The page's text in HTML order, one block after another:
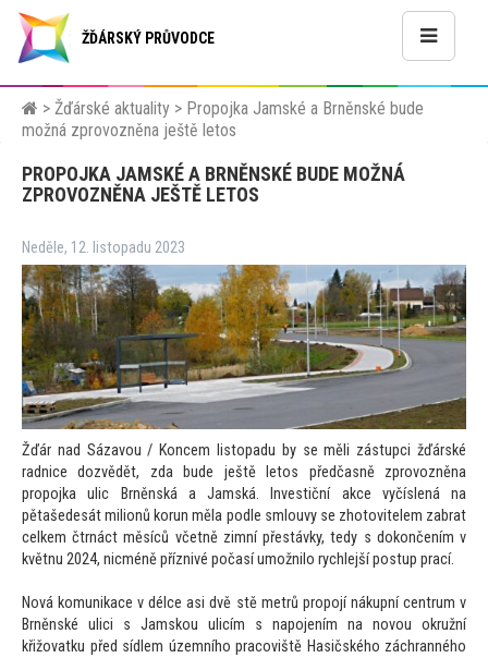
ŽĎÁRSKÝ PRŮVODCE
> Žďárské aktuality > Propojka Jamské a Brněnské bude
možná zprovozněna ještě letos
PROPOJKA JAMSKÉ A BRNĚNSKÉ BUDE MOŽNÁ
ZPROVOZNĚNA JEŠTĚ LETOS
Neděle, 12. listopadu 2023
Žďár nad Sázavou / Koncem listopadu by se měli zástupci žďárské
radnice dozvědět, zda bude ještě letos předčasně zprovozněna
propojka ulic Brněnská a Jamská. Investiční akce vyčíslená na
pětašedesát milionů korun měla podle smlouvy se zhotovitelem zabrat
celkem čtrnáct měsíců včetně zimní přestávky, tedy s dokončením v
květnu 2024, nicméně příznivé počasí umožnilo rychlejší postup prací.
Nová komunikace v délce asi dvě stě metrů propojí nákupní centrum v
Brněnské ulici s Jamskou ulicím s napojením na novou okružní
křižovatku před sídlem územního pracoviště Hasičského záchranného